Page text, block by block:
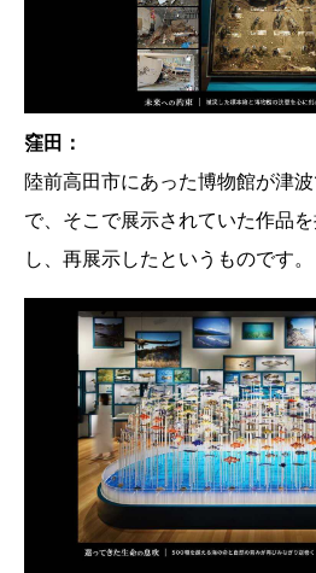
窪田：
陸前高田市にあった博物館が津
で、そこで展示されていた作品
し、再展示したというものです。